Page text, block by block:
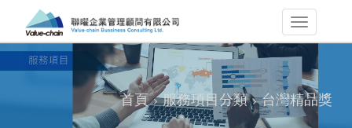
首頁 服務項目分類 台灣精品獎